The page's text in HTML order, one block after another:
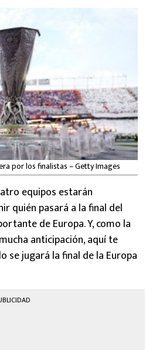
por los finalistas – Getty Images
equipos estarán
quién pasará a la final del
de Europa. Y, como la
anticipación, aquí te
se jugará la final de la Europa